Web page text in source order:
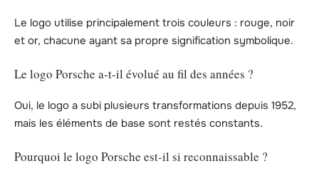
Le logo utilise principalement trois couleurs : rouge, noir
et or, chacune ayant sa propre signification symbolique.
Le logo Porsche a-t-il évolué au fil des années ?
Oui, le logo a subi plusieurs transformations depuis 1952,
mais les éléments de base sont restés constants.
Pourquoi le logo Porsche est-il si reconnaissable ?